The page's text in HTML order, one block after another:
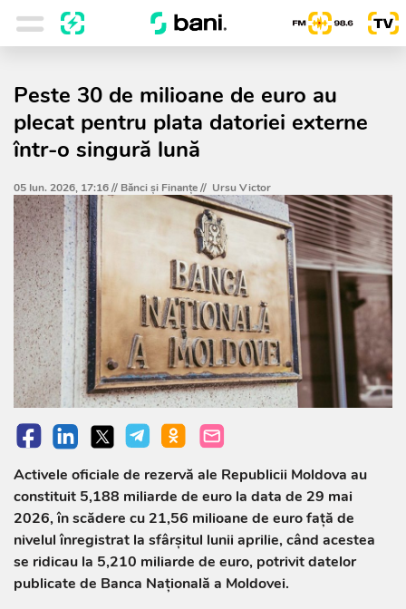
Peste 30 de milioane de euro au
plecat pentru plata datoriei externe
într-o singură lună
05 Iun. 2026, 17:16 // Bănci şi Finanţe// Ursu Victor
Activele oficiale de rezervă ale Republicii Moldova au
constituit 5,188 miliarde de euro la data de 29 mai
2026, în scădere cu 21,56 milioane de euro față de
nivelul înregistrat la sfârșitul lunii aprilie, când acestea
se ridicau la 5,210 miliarde de euro, potrivit datelor
publicate de Banca Națională a Moldovei.